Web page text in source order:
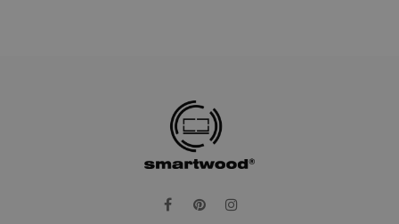
FacebookPinterest